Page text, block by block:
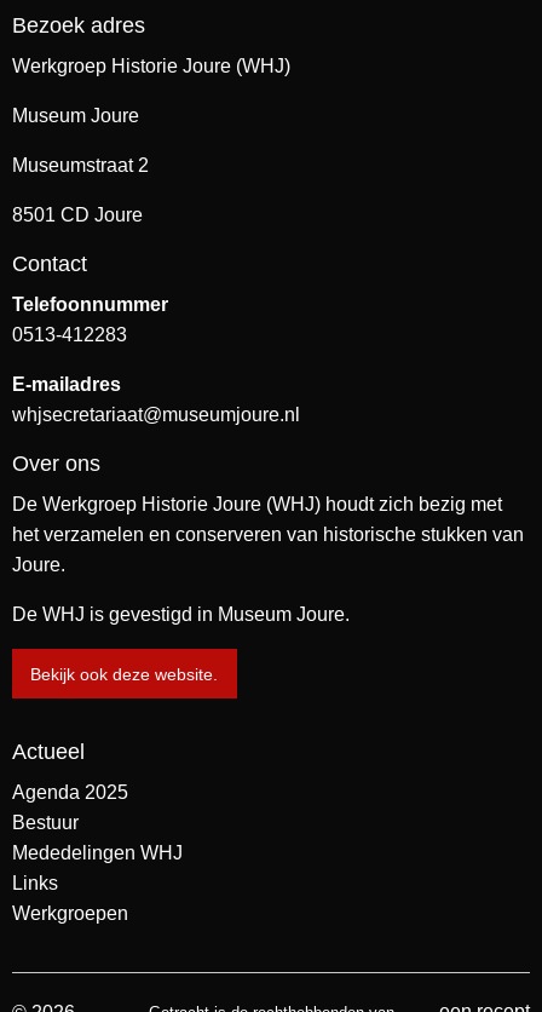
Bezoek adres
Werkgroep Historie Joure (WHJ)
Museum Joure
Museumstraat 2
8501 CD Joure
Contact
Telefoonnummer
0513-412283
E-mailadres
whjsecretariaat@museumjoure.nl
Over ons
De Werkgroep Historie Joure (WHJ) houdt zich bezig met
het verzamelen en conserveren van historische stukken van
Joure.
De WHJ is gevestigd in Museum Joure.
Bekijk ook deze website.
Actueel
Agenda 2025
Bestuur
Mededelingen WHJ
Links
Werkgroepen